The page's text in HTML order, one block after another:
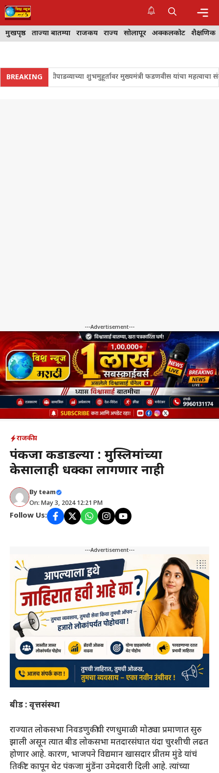
Skip
to
content
मुखपृष्ठ ताज्या बातम्या राजकीय राज्य सोलापूर अक्कलकोट शैक्षणिक
BREAKINGगुढीपाडव्याच्या शुभमुहूर्तावर मुख्यमंत्री फडणवीस यांचा महत्वाचा संकल्प
---Advertisement---
राजकीय
पंकजा कडाडल्या : मुस्लिमांच्या
केसालाही धक्का लागणार नाही
By team
On: May 3, 2024 12:21 PM
Follow Us:
---Advertisement---
बीड : वृत्तसंस्था
राज्यात लोकसभा निवडणुकीची रणधुमाळी मोठ्या प्रमाणात सुरु
झाली असून त्यात बीड लोकसभा मतदारसंघात यंदा चुरशीची लढत
होणार आहे. कारण, भाजपने विद्यमान खासदार प्रीतम मुंडे यांचं
तिकीट कापून थेट पंकजा मुंडेंना उमेदवारी दिली आहे. त्यांच्या